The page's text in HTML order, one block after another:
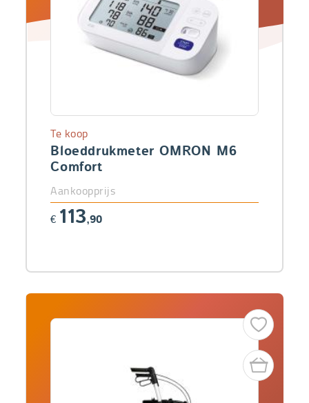
Bloeddrukmeter OMRON M6
Comfort
Te koop
Aankoopprijs
€ 113,90